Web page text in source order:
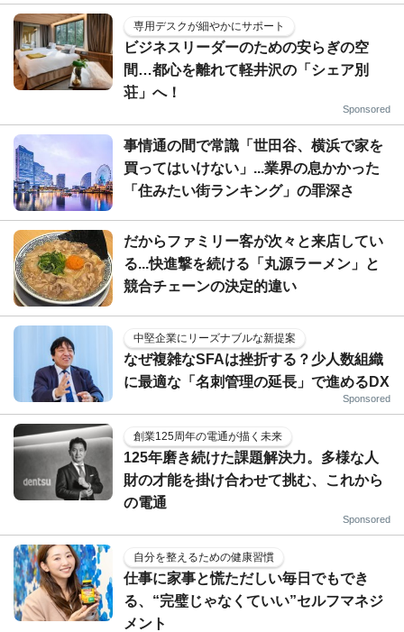
専用デスクが細やかにサポート
ビジネスリーダーのための安らぎの空
間…都心を離れて軽井沢の「シェア別
荘」へ！
Sponsored
事情通の間で常識「世田谷、横浜で家を
買ってはいけない」...業界の息かかった
「住みたい街ランキング」の罪深さ
だからファミリー客が次々と来店してい
る...快進撃を続ける「丸源ラーメン」と
競合チェーンの決定的違い
中堅企業にリーズナブルな新提案
なぜ複雑なSFAは挫折する？少人数組織
に最適な「名刺管理の延長」で進めるDX
Sponsored
創業125周年の電通が描く未来
125年磨き続けた課題解決力。多様な人
財の才能を掛け合わせて挑む、これから
の電通
Sponsored
自分を整えるための健康習慣
仕事に家事と慌ただしい毎日でもでき
る、“完璧じゃなくていい”セルフマネジ
メント